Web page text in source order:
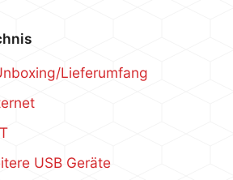
Lieferumfang
USB Geräte